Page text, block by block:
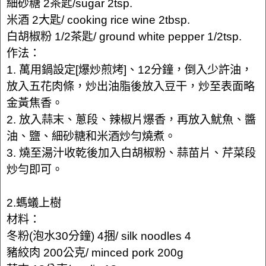
細砂糖 2茶匙/sugar 2tsp.
米酒 2大匙/ cooking rice wine 2tbsp.
白胡椒粉 1/2茶匙/ ground white pepper 1/2tsp.
作法：
1. 萬用鍋設定[爆炒煎烤]、12分鐘，倒入少許油，
放入五花肉條，炒出油脂後放入豆干，炒至表面略
金黃焦香。
2. 放入蒜末、蔥段、辣椒片爆香，再放入魷魚、醬
油、鹽、細砂糖和米酒炒勻燒煮。
3. 燒至湯汁收乾後加入白胡椒粉、蒜苗片、芹菜段
炒勻即可。
2.螞蟻上樹
材料：
冬粉(泡水30分鐘) 4捆/ silk noodles 4
豬絞肉 200公克/ minced pork 200g